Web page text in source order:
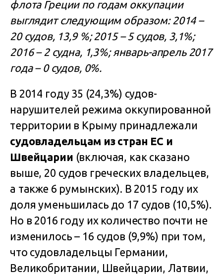
флота Греции по годам оккупации
выглядит следующим образом: 2014 –
20 судов, 13,9 %; 2015 – 5 судов, 3,1%;
2016 – 2 судна, 1,3%; январь-апрель 2017
года – 0 судов, 0%.
В 2014 году 35 (24,3%) судов-
нарушителей режима оккупированной
территории в Крыму принадлежали
судовладельцам из стран ЕС и
Швейцарии (включая, как сказано
выше, 20 судов греческих владельцев,
а также 6 румынских). В 2015 году их
доля уменьшилась до 17 судов (10,5%).
Но в 2016 году их количество почти не
изменилось – 16 судов (9,9%) при том,
что судовладельцы Германии,
Великобритании, Швейцарии, Латвии,